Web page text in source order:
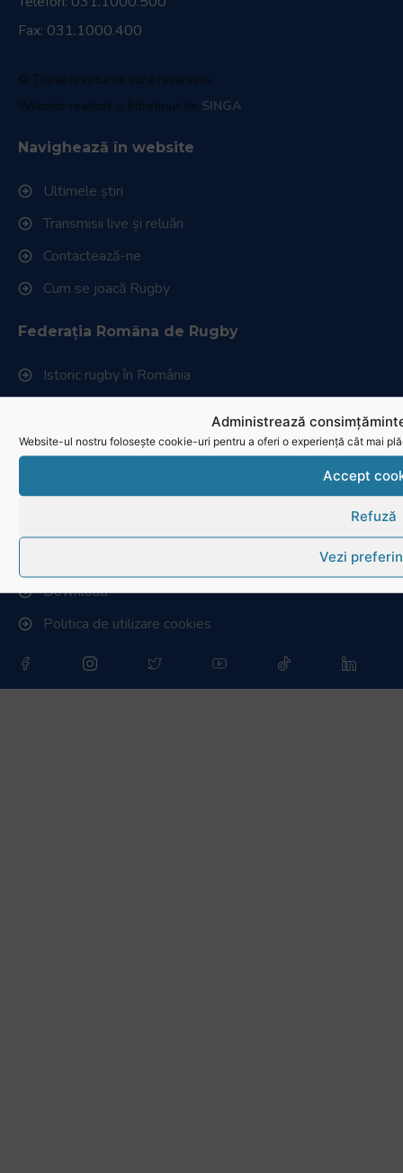
Administrează
Website-ul nostru folosește cookie-uri pentru a oferi o experiență cât mai
Accept
Refuză
Vezi
Fax: 031.1000.400
© Toate drepturile sunt rezervate.
Website realizat și întreținut de SINGA
Navighează în website
Ultimele știri
Transmisii live și reluări
Contactează-ne
Cum se joacă Rugby
Federația Româna de Rugby
Istoric rugby în România
Stadionul național de rugby
Link-uri utile
Download
Politica de utilizare cookies